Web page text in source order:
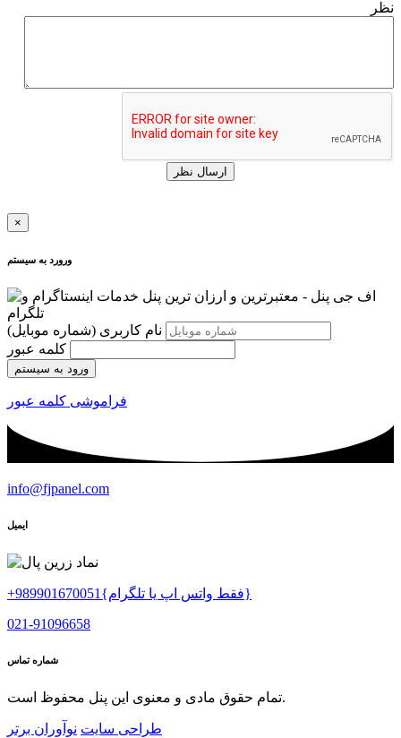
نظر
ارسال نظر
×
ورورد به سیستم
نام کاربری (شماره موبایل)
ورود به سیستم
فراموشی کلمه عبور
info@fjpanel.com
ایمیل
+989901670051{فقط واتس اپ یا تلگرام}
021-91096658
شماره تماس
تمام حقوق مادی و معنوی این پنل محفوظ است.
طراحی سایت نوآوران برتر